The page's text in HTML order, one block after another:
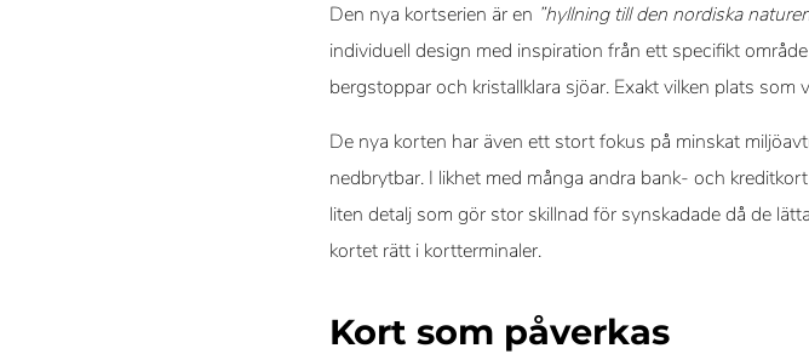
Den nya kortserien är en ”hyllning till den nordiska
individuell design med inspiration från ett specifikt
bergstoppar och kristallklara sjöar. Exakt vilken plats
De nya korten har även ett stort fokus på minskat
nedbrytbar. I likhet med många andra bank- och
liten detalj som gör stor skillnad för synskadade då de
kortet rätt i kortterminaler.
Kort som påverkas